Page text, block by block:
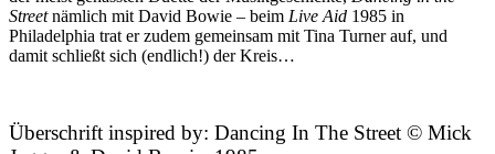
Streetnämlich mit David Bowie – beim Live Aid 1985 in
Philadelphia trat er zudem gemeinsam mit Tina Turner auf, und
damit schließt sich (endlich!) der Kreis…
Überschrift inspired by: Dancing In The Street © Mick